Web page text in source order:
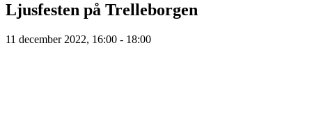
Ljusfesten på Trelleborgen
11 december 2022, 16:00 - 18:00